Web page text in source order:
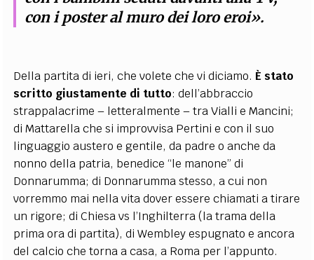
con i poster al muro dei loro eroi».
Della partita di ieri, che volete che vi diciamo. È stato
scritto giustamente di tutto: dell’abbraccio
strappalacrime – letteralmente – tra Vialli e Mancini;
di Mattarella che si improvvisa Pertini e con il suo
linguaggio austero e gentile, da padre o anche da
nonno della patria, benedice “le manone” di
Donnarumma; di Donnarumma stesso, a cui non
vorremmo mai nella vita dover essere chiamati a tirare
un rigore; di Chiesa vs l’Inghilterra (la trama della
prima ora di partita), di Wembley espugnato e ancora
del calcio che torna a casa, a Roma per l’appunto.